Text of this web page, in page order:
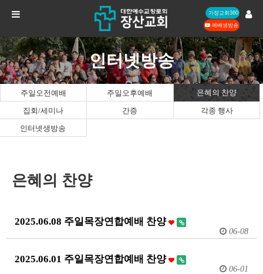
가정교회360
예배생방송
인터넷방송
주일오전예배 주일오후예배 은혜의 찬양
집회/세미나 간증
각종 행사
인터넷생방송
은혜의 찬양
2025.06.08 주일목장연합예배 찬양
06-08
2025.06.01 주일목장연합예배 찬양
06-01